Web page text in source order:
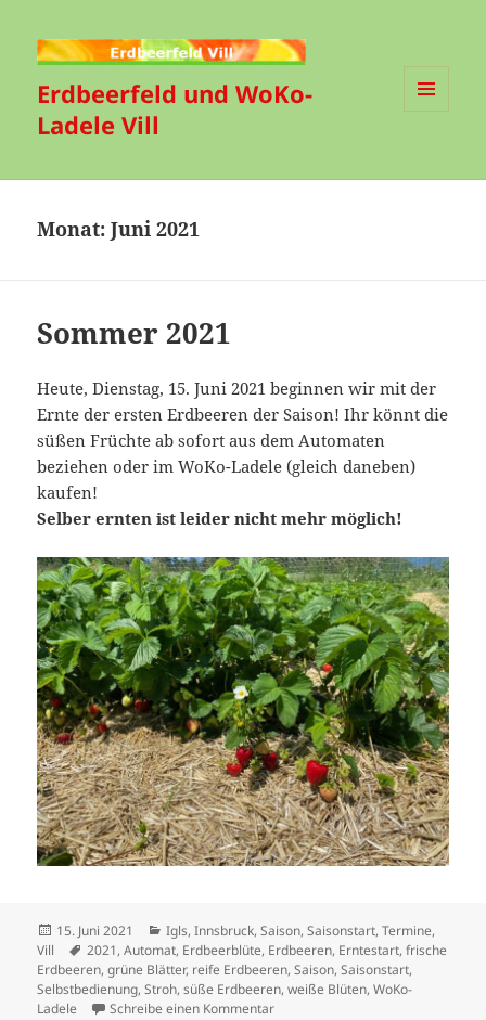
Erdbeerfeld und WoKo-
Ladele Vill
Monat:Juni 2021
Sommer 2021
Heute, Dienstag, 15. Juni 2021 beginnen wir mit der
Ernte der ersten Erdbeeren der Saison! Ihr könnt die
süßen Früchte ab sofort aus dem Automaten
beziehen oder im WoKo-Ladele (gleich daneben)
kaufen!
Selber ernten ist leider nicht mehr möglich!
Veröffentlicht
am
15. Juni 2021 Kategorien
Igls,Innsbruck,Saison,Saisonstart,Termine,
Vill
Schlagwörter
2021,Automat, Erdbeerblüte, Erdbeeren, Erntestart,frische
Erdbeeren,grüne Blätter, reife Erdbeeren,Saison,Saisonstart,
Selbstbedienung,Stroh,süße Erdbeeren,weiße Blüten,WoKo-
Ladele
Schreibe einen Kommentarzu Sommer 2021